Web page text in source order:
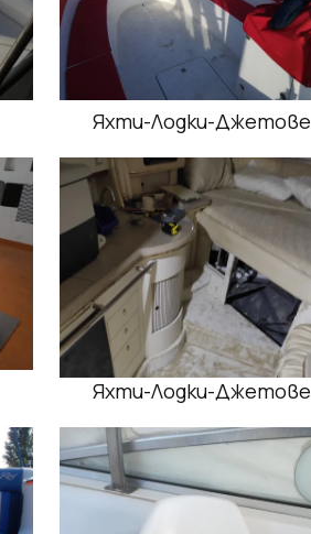
Яхти-Лодки-Джетове
Яхти-Лодки-Джетове